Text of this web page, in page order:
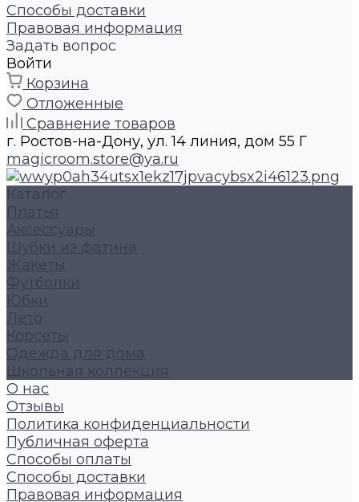
Способы доставки
Правовая информация
Задать вопрос
Войти
Корзина
Отложенные
Сравнение товаров
г. Ростов-на-Дону, ул. 14 линия, дом 55 Г
magicroom.store@ya.ru
Каталог
Платья
Аксессуары
Шубки из фатина
Жакеты
Футболки
Юбки
Лето
Корсеты
Одежда для дома
Школьная коллекция
О нас
Отзывы
Политика конфиденциальности
Публичная оферта
Способы оплаты
Способы доставки
Правовая информация